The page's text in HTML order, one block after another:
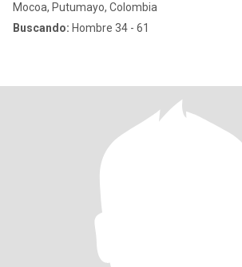
Mocoa, Putumayo, Colombia
Buscando: Hombre 34 - 61